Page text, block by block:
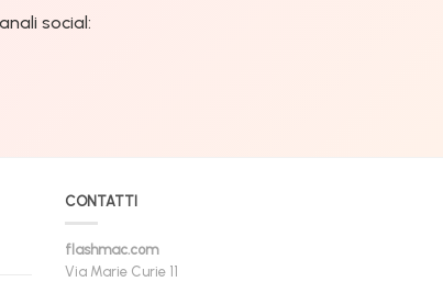
social:
CONTATTI
flashmac.com
Via Marie Curie 11